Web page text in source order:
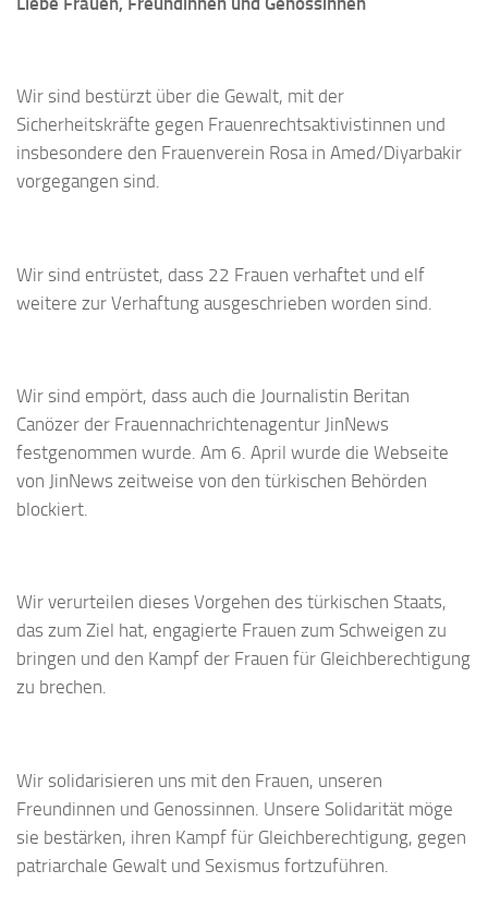
Wir sind bestürzt über die Gewalt, mit der
Sicherheitskräfte gegen Frauenrechtsaktivistinnen und
insbesondere den Frauenverein Rosa in Amed/Diyarbakir
vorgegangen sind.
Wir sind entrüstet, dass 22 Frauen verhaftet und elf
weitere zur Verhaftung ausgeschrieben worden sind.
Wir sind empört, dass auch die Journalistin Beritan
Canözer der Frauennachrichtenagentur JinNews
festgenommen wurde. Am 6. April wurde die Webseite
von JinNews zeitweise von den türkischen Behörden
blockiert.
Wir verurteilen dieses Vorgehen des türkischen Staats,
das zum Ziel hat, engagierte Frauen zum Schweigen zu
bringen und den Kampf der Frauen für Gleichberechtigung
zu brechen.
Wir solidarisieren uns mit den Frauen, unseren
Freundinnen und Genossinnen. Unsere Solidarität möge
sie bestärken, ihren Kampf für Gleichberechtigung, gegen
patriarchale Gewalt und Sexismus fortzuführen.